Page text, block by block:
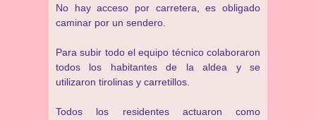
No hay acceso por carretera, es obligado
caminar por un sendero.
Para subir todo el equipo técnico colaboraron
todos los habitantes de la aldea y se
utilizaron tirolinas y carretillos.
Todos los residentes actuaron como